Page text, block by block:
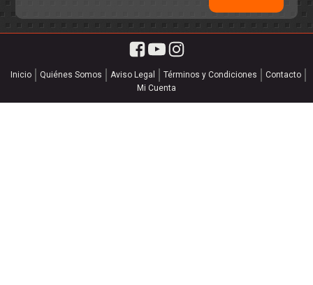
Inicio Quiénes Somos Aviso Legal Términos y Condiciones
Contacto
Mi Cuenta